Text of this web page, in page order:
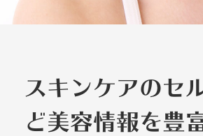
スキンケアのセ
ど美容情報を豊